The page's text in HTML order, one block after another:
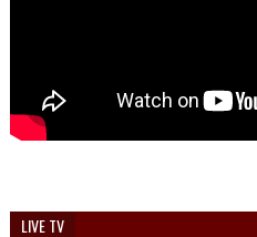
LIVE TV